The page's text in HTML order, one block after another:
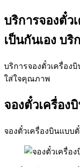
บริการจองตั๋ว
เป็นกันเอง บ
บริการจองตั๋วเครื่อง
ใส่ใจคุณภาพ
จองตั๋วเครื่อง
จองตั๋วเครื่องบินแบบตั๋